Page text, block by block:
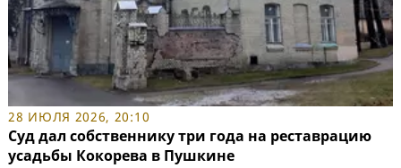
28 ИЮЛЯ 2026, 20:10
Суд дал собственнику три года на реставрацию
усадьбы Кокорева в Пушкине